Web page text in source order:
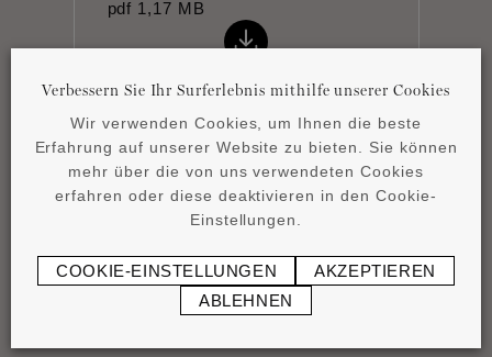
pdf 1,17 MB
Datenblatt
pdf 0,8 MB
Verbessern Sie Ihr Surferlebnis mithilfe unserer Cookies
Wir verwenden Cookies, um Ihnen die beste
Erfahrung auf unserer Website zu bieten. Sie können
mehr über die von uns verwendeten Cookies
erfahren oder diese deaktivieren in den Cookie-
Einstellungen.
COOKIE-EINSTELLUNGEN
AKZEPTIEREN
ABLEHNEN